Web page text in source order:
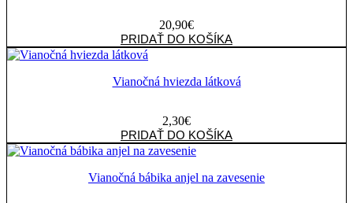
20,90€
množstvo
Veniec
35cm
PRIDAŤ DO KOŠÍKA
Vianočná hviezda látková
2,30€
množstvo
Vianočná
látková
PRIDAŤ DO KOŠÍKA
Vianočná bábika anjel na zavesenie